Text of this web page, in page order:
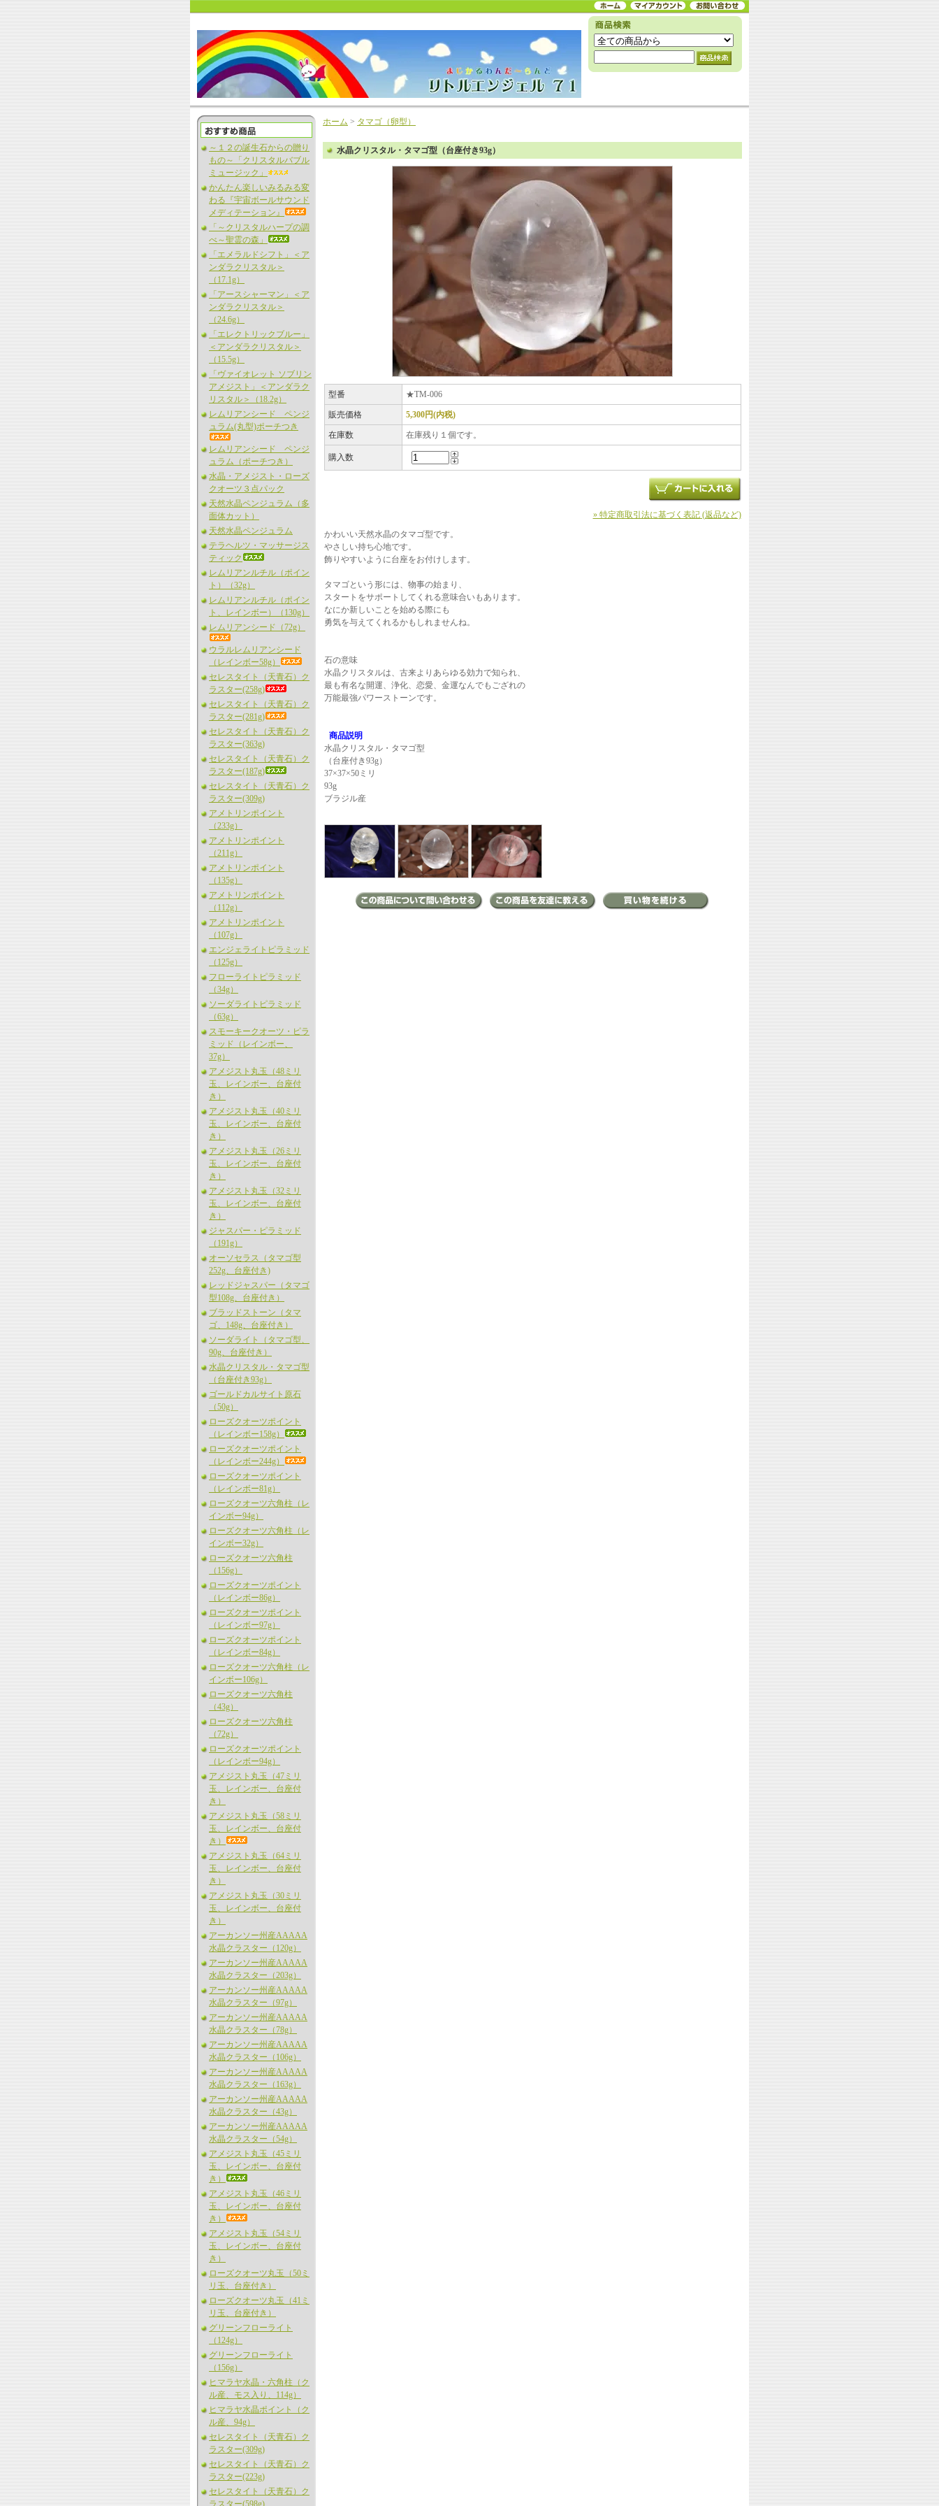
～１２の誕生石からの贈り
もの～「クリスタルバブル
ミュージック」
かんたん楽しいみるみる変
わる『宇宙ボールサウンド
メディテーション』
「～クリスタルハープの調
べ～聖霊の森」
「エメラルドシフト」＜ア
ンダラクリスタル＞
（17.1g）
「アースシャーマン」＜ア
ンダラクリスタル＞
（24.6g）
「エレクトリックブルー」
＜アンダラクリスタル＞
（15.5g）
「ヴァイオレット ソブリン
アメジスト」＜アンダラク
リスタル＞（18.2g）
レムリアンシード ペンジ
ュラム(丸型)ポーチつき
レムリアンシード ペンジ
ュラム（ポーチつき）
水晶・アメジスト・ローズ
クオーツ３点パック
天然水晶ペンジュラム（多
面体カット）
天然水晶ペンジュラム
テラヘルツ・マッサージス
ティック
レムリアンルチル（ポイン
ト）（32g）
レムリアンルチル（ポイン
ト、レインボー）（130g）
レムリアンシード（72g）
ウラルレムリアンシード
（レインボー58g）
セレスタイト（天青石）ク
ラスター(258g)
セレスタイト（天青石）ク
ラスター(281g)
セレスタイト（天青石）ク
ラスター(363g)
セレスタイト（天青石）ク
ラスター(187g)
セレスタイト（天青石）ク
ラスター(309g)
アメトリンポイント
（233g）
アメトリンポイント
（211g）
アメトリンポイント
（135g）
アメトリンポイント
（112g）
アメトリンポイント
（107g）
エンジェライトピラミッド
（125g）
フローライトピラミッド
（34g）
ソーダライトピラミッド
（63g）
スモーキークオーツ・ピラ
ミッド（レインボー、
37g）
アメジスト丸玉（48ミリ
玉、レインボー、台座付
き）
アメジスト丸玉（40ミリ
玉、レインボー、台座付
き）
アメジスト丸玉（26ミリ
玉、レインボー、台座付
き）
アメジスト丸玉（32ミリ
玉、レインボー、台座付
き）
ジャスパー・ピラミッド
（191g）
オーソセラス（タマゴ型
252g、台座付き)
レッドジャスパー（タマゴ
型108g、台座付き）
ブラッドストーン（タマ
ゴ、148g、台座付き）
ソーダライト（タマゴ型、
90g、台座付き）
水晶クリスタル・タマゴ型
（台座付き93g）
ゴールドカルサイト原石
（50g）
ローズクオーツポイント
（レインボー158g）
ローズクオーツポイント
（レインボー244g）
ローズクオーツポイント
（レインボー81g）
ローズクオーツ六角柱（レ
インボー94g）
ローズクオーツ六角柱（レ
インボー32g）
ローズクオーツ六角柱
（156g）
ローズクオーツポイント
（レインボー86g）
ローズクオーツポイント
（レインボー97g）
ローズクオーツポイント
（レインボー84g）
ローズクオーツ六角柱（レ
インボー106g）
ローズクオーツ六角柱
（43g）
ローズクオーツ六角柱
（72g）
ローズクオーツポイント
（レインボー94g）
アメジスト丸玉（47ミリ
玉、レインボー、台座付
き）
アメジスト丸玉（58ミリ
玉、レインボー、台座付
き）
アメジスト丸玉（64ミリ
玉、レインボー、台座付
き）
アメジスト丸玉（30ミリ
玉、レインボー、台座付
き）
アーカンソー州産AAAAA
水晶クラスター（120g）
アーカンソー州産AAAAA
水晶クラスター（203g）
アーカンソー州産AAAAA
水晶クラスター（97g）
アーカンソー州産AAAAA
水晶クラスター（78g）
アーカンソー州産AAAAA
水晶クラスター（106g）
アーカンソー州産AAAAA
水晶クラスター（163g）
アーカンソー州産AAAAA
水晶クラスター（43g）
アーカンソー州産AAAAA
水晶クラスター（54g）
アメジスト丸玉（45ミリ
玉、レインボー、台座付
き）
アメジスト丸玉（46ミリ
玉、レインボー、台座付
き）
アメジスト丸玉（54ミリ
玉、レインボー、台座付
き）
ローズクオーツ丸玉（50ミ
リ玉、台座付き）
ローズクオーツ丸玉（41ミ
リ玉、台座付き）
グリーンフローライト
（124g）
グリーンフローライト
（156g）
ヒマラヤ水晶・六角柱（ク
ル産、モス入り、114g）
ヒマラヤ水晶ポイント（ク
ル産、94g）
セレスタイト（天青石）ク
ラスター(309g)
セレスタイト（天青石）ク
ラスター(223g)
セレスタイト（天青石）ク
ラスター(598g)
ホーム > タマゴ（卵型）
水晶クリスタル・タマゴ型（台座付き93g）
型番 ★TM-006
販売価格 5,300円(内税)
在庫数 在庫残り１個です。
購入数
» 特定商取引法に基づく表記 (返品など)
かわいい天然水晶のタマゴ型です。
やさしい持ち心地です。
飾りやすいように台座をお付けします。
タマゴという形には、物事の始まり、
スタートをサポートしてくれる意味合いもあります。
なにか新しいことを始める際にも
勇気を与えてくれるかもしれませんね。
石の意味
水晶クリスタルは、古来よりあらゆる効力で知られ、
最も有名な開運、浄化、恋愛、金運なんでもござれの
万能最強パワーストーンです。
商品説明
水晶クリスタル・タマゴ型
（台座付き93g）
37×37×50ミリ
93g
ブラジル産